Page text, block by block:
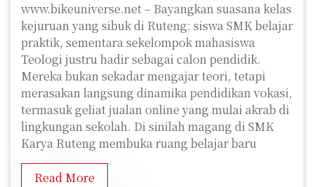
www.bikeuniverse.net – Bayangkan suasana kelas
kejuruan yang sibuk di Ruteng: siswa SMK belajar
praktik, sementara sekelompok mahasiswa
Teologi justru hadir sebagai calon pendidik.
Mereka bukan sekadar mengajar teori, tetapi
merasakan langsung dinamika pendidikan vokasi,
termasuk geliat jualan online yang mulai akrab di
lingkungan sekolah. Di sinilah magang di SMK
Karya Ruteng membuka ruang belajar baru
Read More